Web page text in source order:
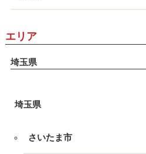
エリア
埼玉県
埼玉県
さいたま市